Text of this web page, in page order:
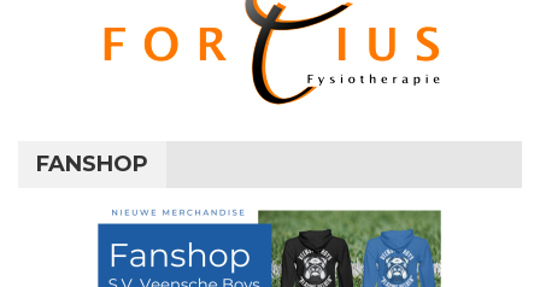
FANSHOP